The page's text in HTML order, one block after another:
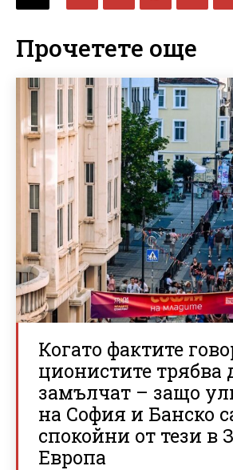
Прочетете още
Когато фактите
ционистите трябва
замълчат – защо
на София и Банско
спокойни от тези в
Европа